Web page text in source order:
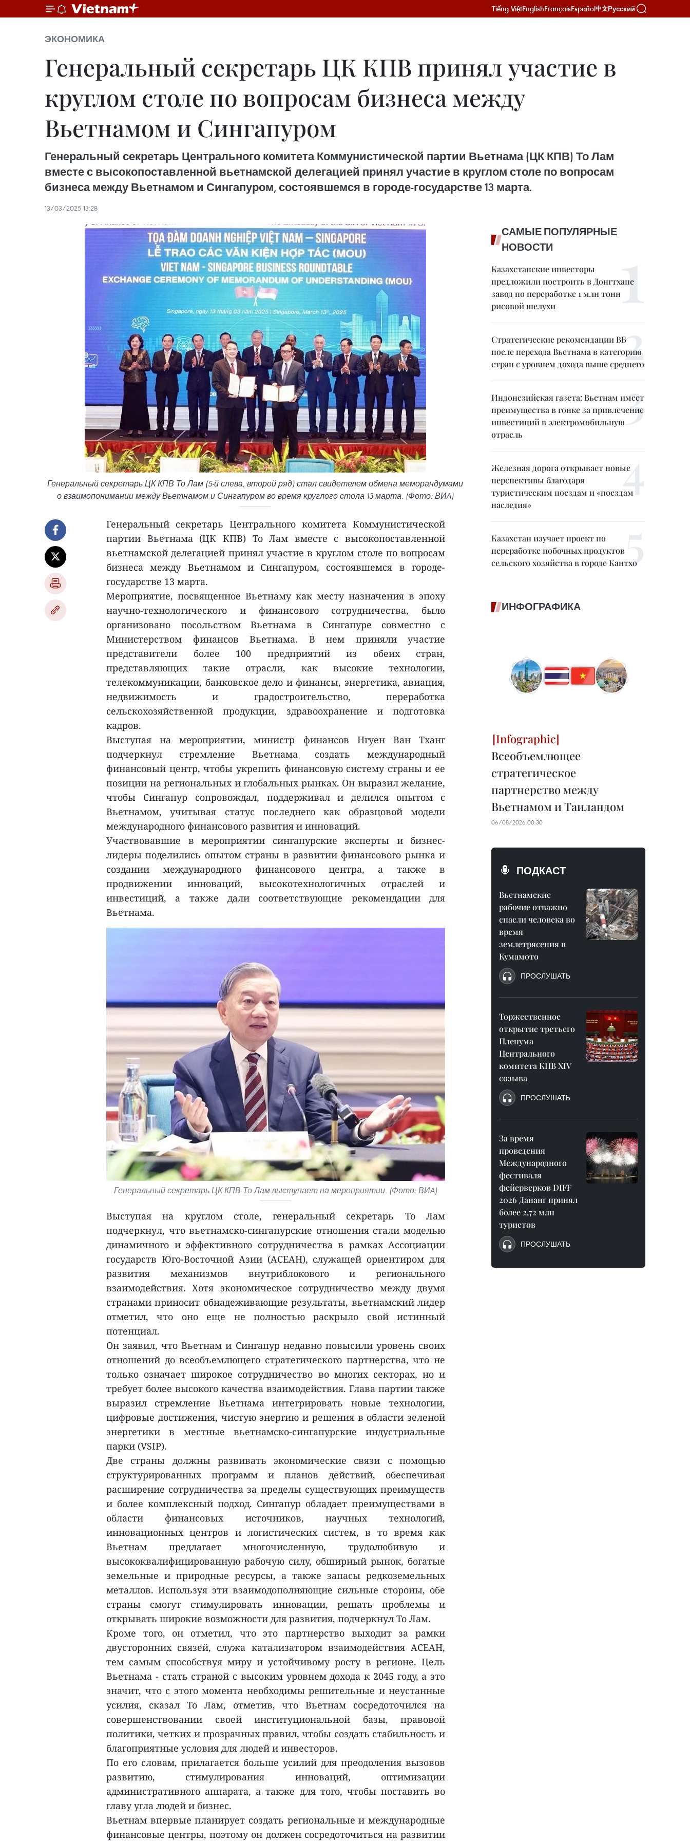
Tiếng ViệtEnglishFrançaisEspañol中文Русский
ЭКОНОМИКА
Генеральный секретарь ЦК КПВ принял участие в
круглом столе по вопросам бизнеса между
Вьетнамом и Сингапуром
Генеральный секретарь Центрального комитета Коммунистической партии Вьетнама (ЦК КПВ) То Лам
вместе с высокопоставленной вьетнамской делегацией принял участие в круглом столе по вопросам
бизнеса между Вьетнамом и Сингапуром, состоявшемся в городе-государстве 13 марта.
13/03/2025 13:28
Генеральный секретарь ЦК КПВ То Лам (5-й слева, второй ряд) стал свидетелем обмена меморандумами
о взаимопонимании между Вьетнамом и Сингапуром во время круглого стола 13 марта. (Фото: ВИA)
Генеральный секретарь Центрального комитета Коммунистической
партии Вьетнама (ЦК КПВ) То Лам вместе с высокопоставленной
вьетнамской делегацией принял участие в круглом столе по вопросам
бизнеса между Вьетнамом и Сингапуром, состоявшемся в городе-
государстве 13 марта.
Мероприятие, посвященное Вьетнаму как месту назначения в эпоху
научно-технологического и финансового сотрудничества, было
организовано посольством Вьетнама в Сингапуре совместно с
Министерством финансов Вьетнама. В нем приняли участие
представители более 100 предприятий из обеих стран,
представляющих такие отрасли, как высокие технологии,
телекоммуникации, банковское дело и финансы, энергетика, авиация,
недвижимость и градостроительство, переработка
сельскохозяйственной продукции, здравоохранение и подготовка
кадров.
Выступая на мероприятии, министр финансов Нгуен Ван Тханг
подчеркнул стремление Вьетнама создать международный
финансовый центр, чтобы укрепить финансовую систему страны и ее
позиции на региональных и глобальных рынках. Он выразил желание,
чтобы Сингапур сопровождал, поддерживал и делился опытом с
Вьетнамом, учитывая статус последнего как образцовой модели
международного финансового развития и инноваций.
Участвовавшие в мероприятии сингапурские эксперты и бизнес-
лидеры поделились опытом страны в развитии финансового рынка и
создании международного финансового центра, а также в
продвижении инноваций, высокотехнологичных отраслей и
инвестиций, а также дали соответствующие рекомендации для
Вьетнама.
Генеральный секретарь ЦК КПВ То Лам выступает на мероприятии. (Фото: ВИA)
Выступая на круглом столе, генеральный секретарь То Лам
подчеркнул, что вьетнамско-сингапурские отношения стали моделью
динамичного и эффективного сотрудничества в рамках Ассоциации
государств Юго-Восточной Азии (АСЕАН), служащей ориентиром для
развития механизмов внутриблокового и регионального
взаимодействия. Хотя экономическое сотрудничество между двумя
странами приносит обнадеживающие результаты, вьетнамский лидер
отметил, что оно еще не полностью раскрыло свой истинный
потенциал.
Он заявил, что Вьетнам и Сингапур недавно повысили уровень своих
отношений до всеобъемлющего стратегического партнерства, что не
только означает широкое сотрудничество во многих секторах, но и
требует более высокого качества взаимодействия. Глава партии также
выразил стремление Вьетнама интегрировать новые технологии,
цифровые достижения, чистую энергию и решения в области зеленой
энергетики в местные вьетнамско-сингапурские индустриальные
парки (VSIP).
Две страны должны развивать экономические связи с помощью
структурированных программ и планов действий, обеспечивая
расширение сотрудничества за пределы существующих преимуществ
и более комплексный подход. Сингапур обладает преимуществами в
области финансовых источников, научных технологий,
инновационных центров и логистических систем, в то время как
Вьетнам предлагает многочисленную, трудолюбивую и
высококвалифицированную рабочую силу, обширный рынок, богатые
земельные и природные ресурсы, а также запасы редкоземельных
металлов. Используя эти взаимодополняющие сильные стороны, обе
страны смогут стимулировать инновации, решать проблемы и
открывать широкие возможности для развития, подчеркнул То Лам.
Кроме того, он отметил, что это партнерство выходит за рамки
двусторонних связей, служа катализатором взаимодействия АСЕАН,
тем самым способствуя миру и устойчивому росту в регионе. Цель
Вьетнама - стать страной с высоким уровнем дохода к 2045 году, а это
значит, что с этого момента необходимы решительные и неустанные
усилия, сказал То Лам, отметив, что Вьетнам сосредоточился на
совершенствовании своей институциональной базы, правовой
политики, четких и прозрачных правил, чтобы создать стабильность и
благоприятные условия для людей и инвесторов.
По его словам, прилагается больше усилий для преодоления вызовов
развитию, стимулирования инноваций, оптимизации
административного аппарата, а также для того, чтобы поставить во
главу угла людей и бизнес.
Вьетнам впервые планирует создать региональные и международные
финансовые центры, поэтому он должен сосредоточиться на развитии
САМЫЕ ПОПУЛЯРНЫЕ
НОВОСТИ
Казахстанские инвесторы
предложили построить в Донгтхапе
завод по переработке 1 млн тонн
рисовой шелухи
Стратегические рекомендации ВБ
после перехода Вьетнама в категорию
стран с уровнем дохода выше среднего
Индонезийская газета: Вьетнам имеет
преимущества в гонке за привлечение
инвестиций в электромобильную
отрасль
Железная дорога открывает новые
перспективы благодаря
туристическим поездам и «поездам
наследия»
Казахстан изучает проект по
переработке побочных продуктов
сельского хозяйства в городе Кантхо
ИНФОГРАФИКА
Всеобъемлющее
стратегическое
партнерство между
Вьетнамом и Таиландом
06/08/2026 00:30
ПОДКАСТ
Вьетнамские
рабочие отважно
спасли человека во
время
землетрясения в
Кумамото
ПРОСЛУШАТЬ
Торжественное
открытие третьего
Пленума
Центрального
комитета КПВ XIV
созыва
ПРОСЛУШАТЬ
За время
проведения
Международного
фестиваля
фейерверков DIFF
2026 Дананг принял
более 2,72 млн
туристов
ПРОСЛУШАТЬ